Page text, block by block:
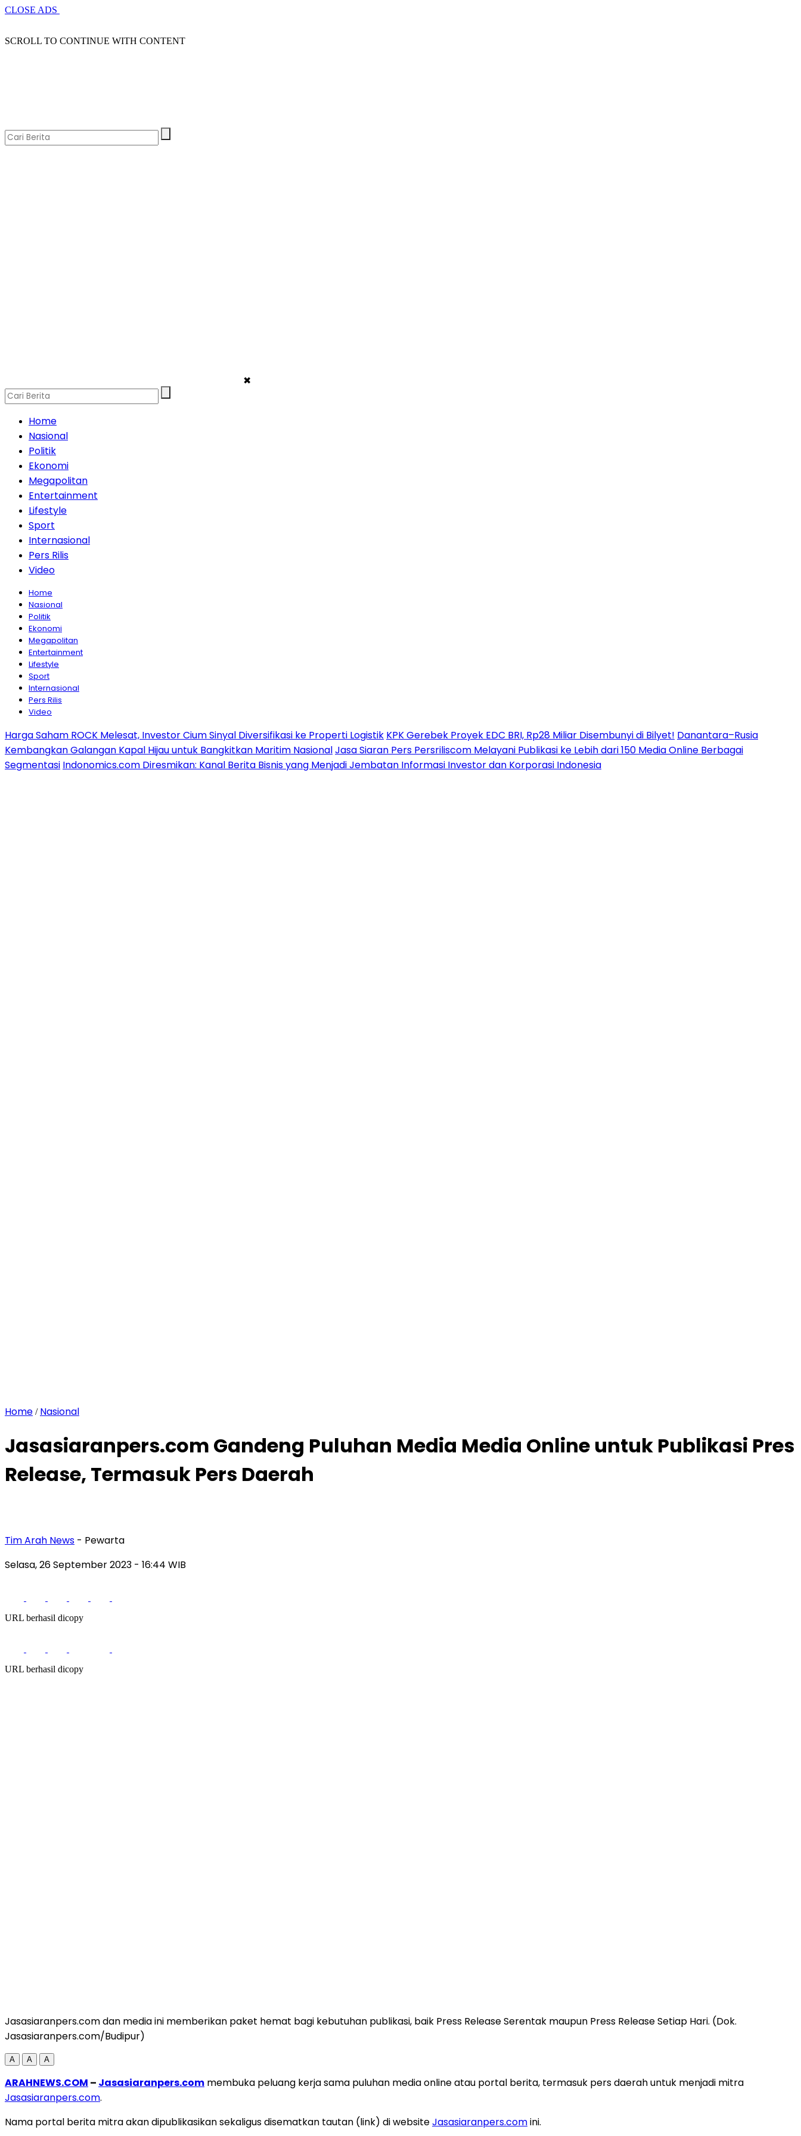
CLOSE ADS
SCROLL TO CONTINUE WITH CONTENT
✖
Home
Nasional
Politik
Ekonomi
Megapolitan
Entertainment
Lifestyle
Sport
Internasional
Pers Rilis
Video
Home
Nasional
Politik
Ekonomi
Megapolitan
Entertainment
Lifestyle
Sport
Internasional
Pers Rilis
Video
Harga Saham ROCK Melesat, Investor Cium Sinyal Diversifikasi ke Properti Logistik KPK Gerebek Proyek EDC BRI, Rp28 Miliar Disembunyi di Bilyet! Danantara–Rusia
Kembangkan Galangan Kapal Hijau untuk Bangkitkan Maritim NasionalJasa Siaran Pers Persriliscom Melayani Publikasi ke Lebih dari 150 Media Online Berbagai
Segmentasi Indonomics.com Diresmikan: Kanal Berita Bisnis yang Menjadi Jembatan Informasi Investor dan Korporasi Indonesia
Home / Nasional
Jasasiaranpers.com Gandeng Puluhan Media Media Online untuk Publikasi Pres
Release, Termasuk Pers Daerah
Tim Arah News - Pewarta
Selasa, 26 September 2023 - 16:44 WIB
URL berhasil dicopy
URL berhasil dicopy
Jasasiaranpers.com dan media ini memberikan paket hemat bagi kebutuhan publikasi, baik Press Release Serentak maupun Press Release Setiap Hari. (Dok.
Jasasiaranpers.com/Budipur)
A A A
ARAHNEWS.COM – Jasasiaranpers.com membuka peluang kerja sama puluhan media online atau portal berita, termasuk pers daerah untuk menjadi mitra
Jasasiaranpers.com.
Nama portal berita mitra akan dipublikasikan sekaligus disematkan tautan (link) di websiteJasasiaranpers.comini.